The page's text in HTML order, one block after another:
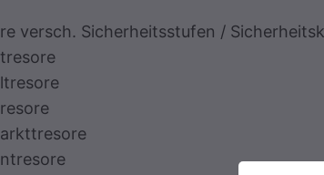
versch. Sicherheitsstufen /